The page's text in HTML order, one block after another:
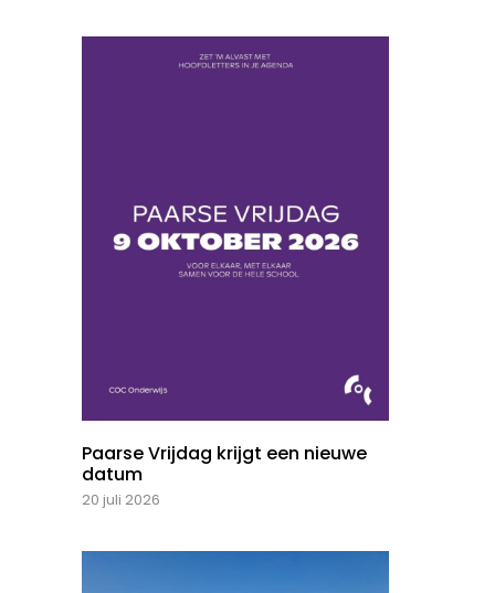
Paarse Vrijdag krijgt een nieuwe
datum
20 juli 2026